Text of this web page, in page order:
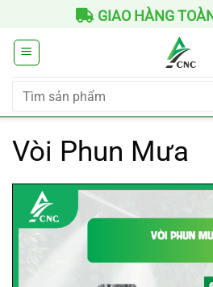
dung
GIAO HÀNG TOÀN QUỐC
Tìm
Vòi Phun Mưa